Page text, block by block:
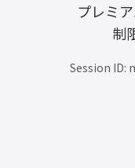
プレミ
制
Session ID: